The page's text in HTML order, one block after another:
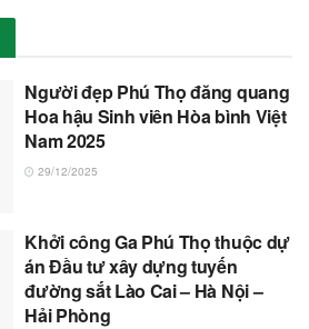
Người đẹp Phú Thọ đăng quang
Hoa hậu Sinh viên Hòa bình Việt
Nam 2025
29/12/2025
Khởi công Ga Phú Thọ thuộc dự
án Đầu tư xây dựng tuyến
đường sắt Lào Cai – Hà Nội –
Hải Phòng